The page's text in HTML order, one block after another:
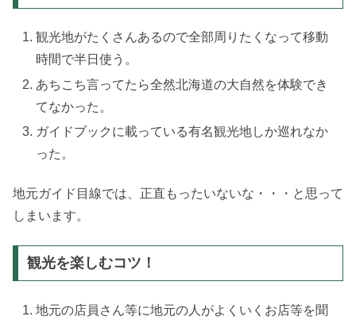
観光地がたくさんあるので全部周りたくなって移動
時間で半日使う。
あちこち言ってたら全然北海道の大自然を体験でき
てなかった。
ガイドブックに載っている有名観光地しか巡れなか
った。
地元ガイド目線では、正直もったいないな・・・と思って
しまいます。
観光を楽しむコツ！
地元の店員さん等に地元の人がよくいくお店等を聞